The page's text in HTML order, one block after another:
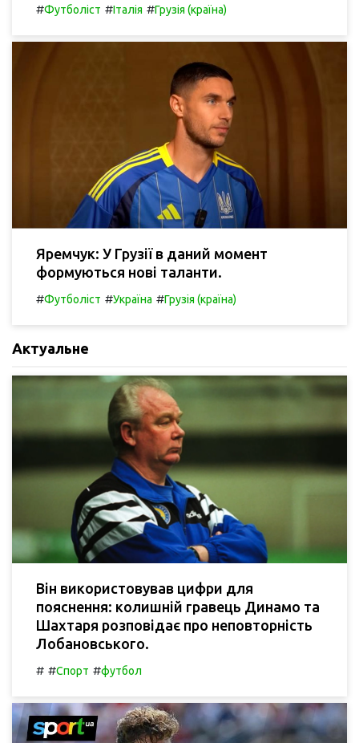
#Футболіст #Італія #Грузія (країна)
Яремчук: У Грузії в даний момент
формуються нові таланти.
#Футболіст #Україна #Грузія (країна)
Актуальне
Він використовував цифри для
пояснення: колишній гравець Динамо та
Шахтаря розповідає про неповторність
Лобановського.
# #Спорт #футбол